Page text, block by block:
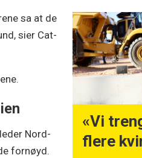
«Vi
flere
sa at de
sier Cat-
Nord-
fornøyd.